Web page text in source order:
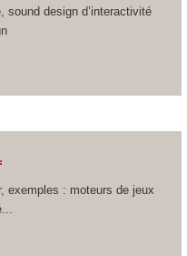
sound design d’interactivité
exemples : moteurs de jeux